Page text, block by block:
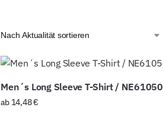
Men´s Long Sleeve T-Shirt / NE61050
ab 14,48€